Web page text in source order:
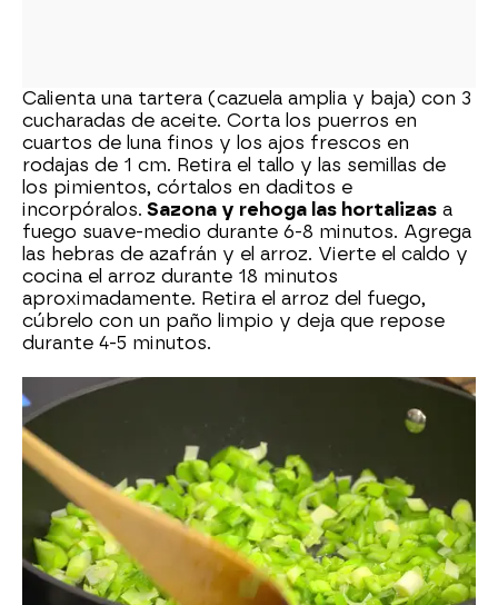
Calienta una tartera (cazuela amplia y baja) con 3
cucharadas de aceite. Corta los puerros en
cuartos de luna finos y los ajos frescos en
rodajas de 1 cm. Retira el tallo y las semillas de
los pimientos, córtalos en daditos e
incorpóralos. Sazona y rehoga las hortalizas a
fuego suave-medio durante 6-8 minutos. Agrega
las hebras de azafrán y el arroz. Vierte el caldo y
cocina el arroz durante 18 minutos
aproximadamente. Retira el arroz del fuego,
cúbrelo con un paño limpio y deja que repose
durante 4-5 minutos.